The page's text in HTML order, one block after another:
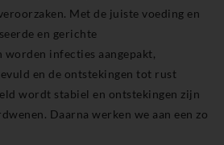
Met de juiste voeding en
en gerichte
worden infecties aangepakt,
en de ontstekingen tot rust
wordt stabiel en ontstekingen zijn
Daarna werken we aan een zo